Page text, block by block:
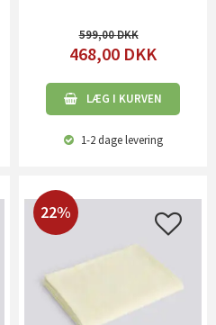
599,00
468,00 DKK
LÆG I KURVEN
1-2 dagelevering
22%